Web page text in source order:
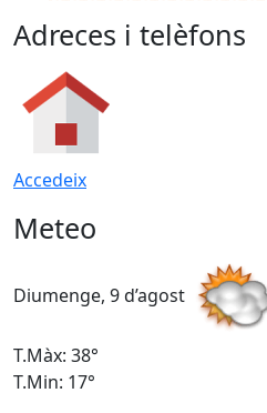
Adreces i telèfons
Accedeix
Meteo
Diumenge, 9 d’agost
T.Màx: 38°
T.Min: 17°